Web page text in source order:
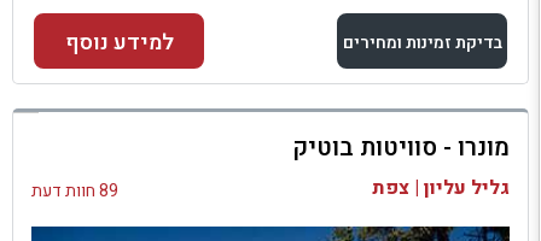
בדיקת זמינות ומחירים
למתחם זה
בדיקת זמינות ומחירים
למידע נוסף
מונרו - סוויטות בוטיק
גליל עליון | צפת 89 חוות דעת